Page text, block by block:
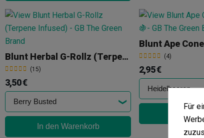
Blunt Herbal G-Rollz (Terpene Infused)
(15)
3,50 €
In den Warenkorb
Blunt Ape
(4)
2,95 €
In den
Für